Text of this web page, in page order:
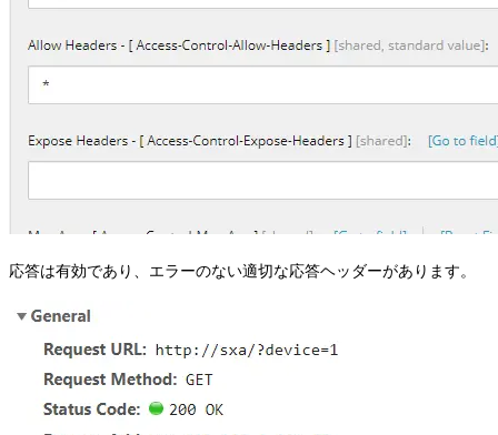
応答は有効であり、エラーのない適切な応答ヘッダーがあります。